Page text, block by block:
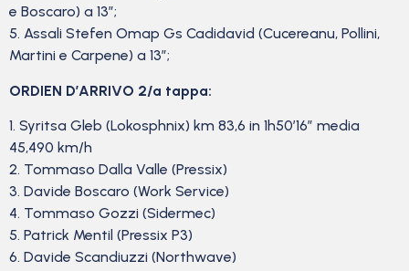
e Boscaro) a 13”;
5. Assali Stefen Omap Gs Cadidavid (Cucereanu, Pollini,
Martini e Carpene) a 13”;
ORDIEN D’ARRIVO 2/a tappa:
1. Syritsa Gleb (Lokosphnix) km 83,6 in 1h50’16” media
45,490 km/h
2. Tommaso Dalla Valle (Pressix)
3. Davide Boscaro (Work Service)
4. Tommaso Gozzi (Sidermec)
5. Patrick Mentil (Pressix P3)
6. Davide Scandiuzzi (Northwave)